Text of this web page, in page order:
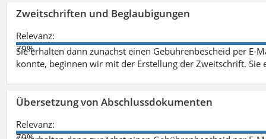
Zweitschriften und Beglaubigungen
Relevanz:
79%
Sie erhalten dann zunächst einen Gebührenbescheid per E-
konnte, beginnen wir mit der Erstellung der Zweitschrift. Sie
Übersetzung von Abschlussdokumenten
Relevanz: